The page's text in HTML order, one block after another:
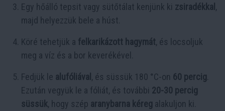
Egy hőálló tepsit vagy sütőtálat kenjünk ki zsiradékkal ,
majd helyezzük bele a húst.
Köré tehetjük a felkarikázott hagymát, és locsoljuk
meg a víz és a bor keverékével.
Fedjük le alufóliával , és süssük 180 °C-on 60 percig
Ezután vegyük le a fóliát, és további 20-30 percig
süssük, hogy szép aranybarna kéreg alakuljon ki.